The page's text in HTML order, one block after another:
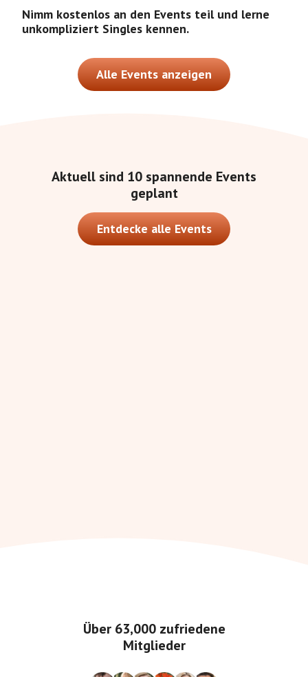
Nimm kostenlos an den Events teil und lerne
unkompliziert Singles kennen.
Alle Events anzeigen
Aktuell sind 10 spannende Events
geplant
Entdecke alle Events
Über 63,000zufriedene
Mitglieder